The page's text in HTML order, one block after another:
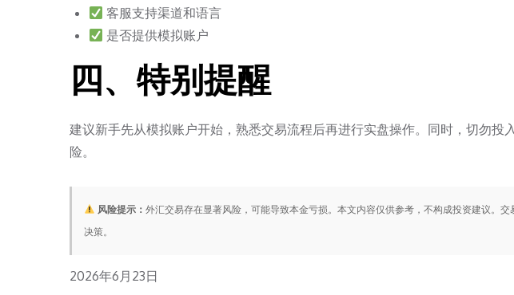
客服支持渠道和语言
是否提供模拟账户
四、特别提醒
建议新手先从模拟账户开始，熟悉交易流程后再进行实盘操作。同时，切勿投
险。
风险提示： 外汇交易存在显著风险，可能导致本金亏损。本文内容仅供参考，不构成投资建议。
决策。
Posted
2026年6月23日